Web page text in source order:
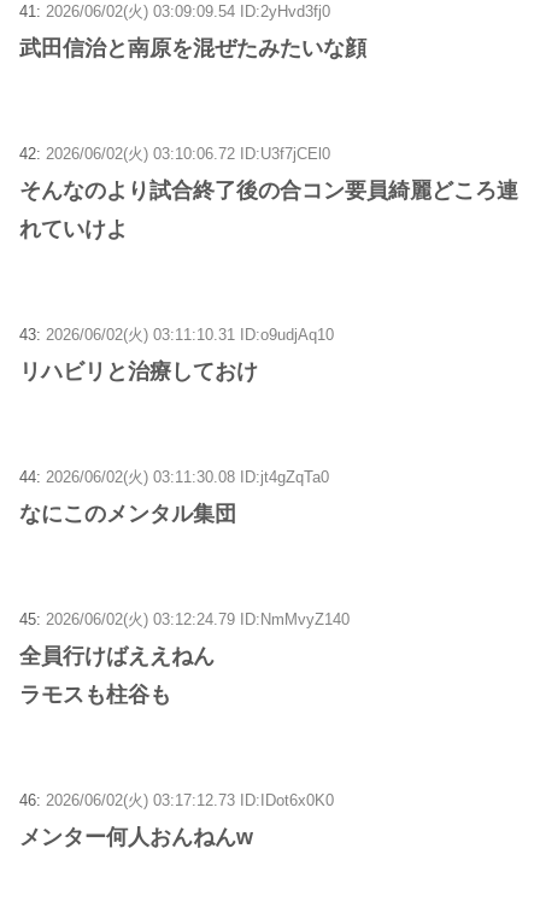
41: 2026/06/02(火) 03:09:09.54 ID:2yHvd3fj0
武田信治と南原を混ぜたみたいな顔
42: 2026/06/02(火) 03:10:06.72 ID:U3f7jCEl0
そんなのより試合終了後の合コン要員綺麗どころ連
れていけよ
43: 2026/06/02(火) 03:11:10.31 ID:o9udjAq10
リハビリと治療しておけ
44: 2026/06/02(火) 03:11:30.08 ID:jt4gZqTa0
なにこのメンタル集団
45: 2026/06/02(火) 03:12:24.79 ID:NmMvyZ140
全員行けばええねん
ラモスも柱谷も
46: 2026/06/02(火) 03:17:12.73 ID:IDot6x0K0
メンター何人おんねんw